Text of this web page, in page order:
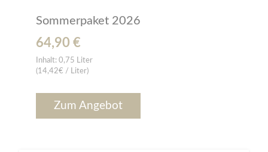
Sommerpaket 2026
64,90 €
Inhalt: 0,75 Liter
(14,42€ / Liter)
Zum Angebot